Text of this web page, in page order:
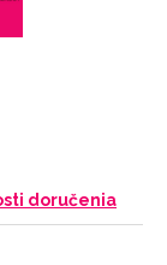
doručenia